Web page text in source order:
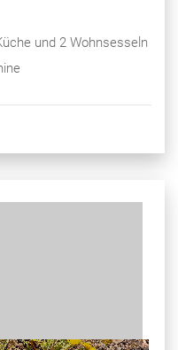
und 2 Wohnsesseln